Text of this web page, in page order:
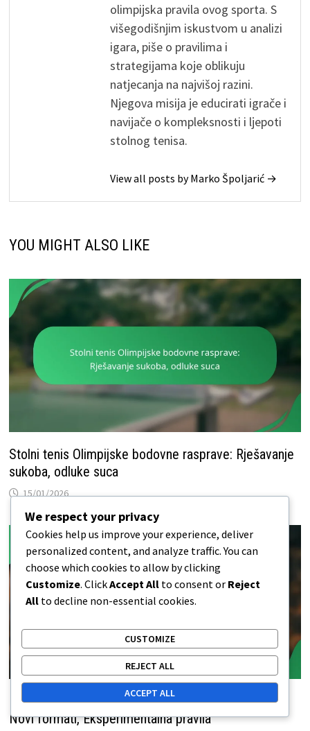
olimpijska pravila ovog sporta. S
višegodišnjim iskustvom u analizi
igara, piše o pravilima i
strategijama koje oblikuju
natjecanja na najvišoj razini.
Njegova misija je educirati igrače i
navijače o kompleksnosti i ljepoti
stolnog tenisa.
View all posts by Marko Špoljarić →
YOU MIGHT ALSO LIKE
Stolni tenis Olimpijske bodovne rasprave: Rješavanje
sukoba, odluke suca
15/01/2026
Inovacije u bodovanju stolnog tenisa na Olimpijadi:
Novi formati, Eksperimentalna pravila
We respect your privacy
Cookies help us improve your experience, deliver
personalized content, and analyze traffic. You can
choose which cookies to allow by clicking
Customize. ClickAccept All to consent or Reject
All to decline non-essential cookies.
CUSTOMIZE
REJECT ALL
ACCEPT ALL